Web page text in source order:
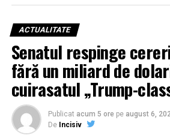
ACTUALITATE
Senatul respinge
fără un miliard de
cuirasatul „Trump-
Publicat acum 5 ore pe august 6,
De Incisiv